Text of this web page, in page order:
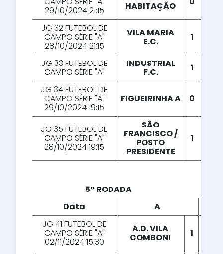
29/10/2024 21:15 HABITAÇÃO
JG 32 FUTEBOL DE
CAMPO SÉRIE "A"
28/10/2024 21:15
VILA MARIA
E.C. 1
JG 33 FUTEBOL DE
CAMPO SÉRIE "A"
INDUSTRIAL
F.C. 1
JG 34 FUTEBOL DE
CAMPO SÉRIE "A"
29/10/2024 19:15
FIGUEIRINHA A 0
JG 35 FUTEBOL DE
CAMPO SÉRIE "A"
28/10/2024 19:15
SÃO
FRANCISCO /
POSTO
PRESIDENTE
1
5° RODADA
Data
A
JG 41 FUTEBOL DE
CAMPO SÉRIE "A"
02/11/2024 15:30
A.D. VILA
COMBONI 1